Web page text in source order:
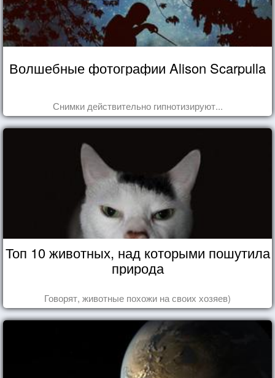
Волшебные фотографии Alison Scarpulla
Снимки действительно гипнотизируют...
Топ 10 животных, над которыми пошутила
природа
Говорят, животные похожи на своих хозяев)